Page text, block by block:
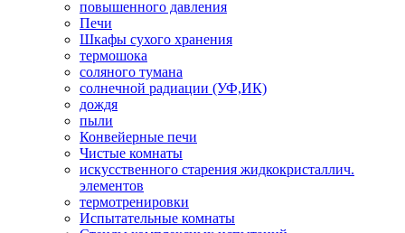
повышенного давления
Печи
Шкафы сухого хранения
термошока
соляного тумана
солнечной радиации (УФ,ИК)
дождя
пыли
Конвейерные печи
Чистые комнаты
искусственного старения жидкокристаллич.
элементов
термотренировки
Испытательные комнаты